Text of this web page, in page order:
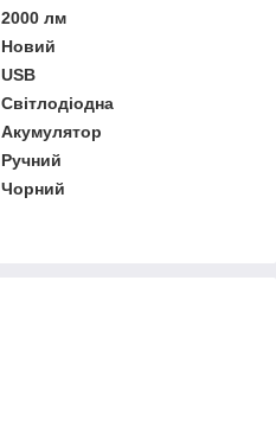
2000 лм
Новий
USB
Світлодіодна
Акумулятор
Ручний
Чорний